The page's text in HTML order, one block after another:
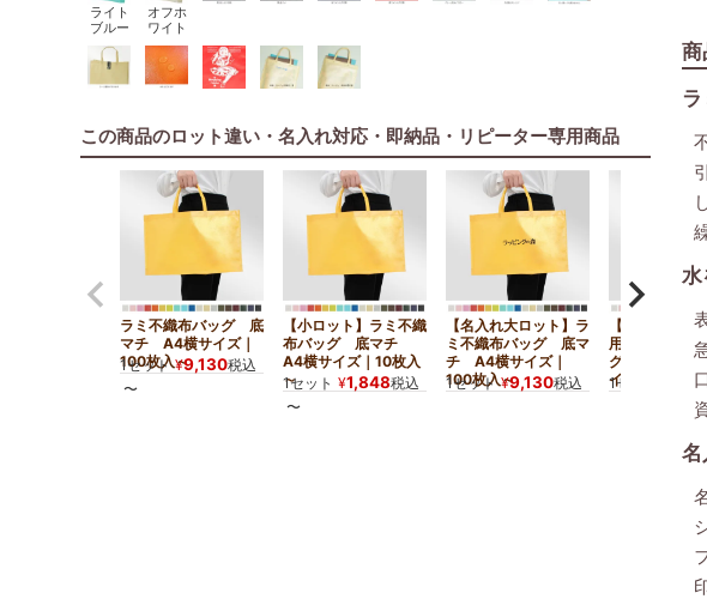
ライト
ブルー
オフホ
ワイト
この商品のロット違い・名入れ対応・即納品・リピーター専用商品
ラミ不織布バッグ 底
マチ A4横サイズ｜
100枚入～
1セット ¥9,130税込
〜
【小ロット】ラミ不織
布バッグ 底マチ
A4横サイズ｜10枚入
～
1セット ¥1,848税込
〜
【名入れ大ロット】ラ
ミ不織布バッグ 底マ
チ A4横サイズ｜
100枚入～
1セット ¥9,130税込
【名入れリピ
用】ラミ不織
グ 底マチ
イズ｜100枚入
1セット
商
水
名